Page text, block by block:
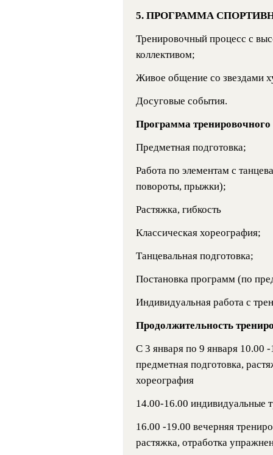
5. ПРОГРАММА
Тренировочный процесс с
коллективом;
Живое общение со звездами
Досуговые события.
Программа тренировочного
Предметная подготовка;
Работа по элементам с
повороты, прыжки);
Растяжка, гибкость
Классическая хореография;
Танцевальная подготовка;
Постановка программ (по
Индивидуальная работа с
Продолжительность
С 3 января по 9 января
предметная подготовка,
хореография
14.00-16.00 индивидуальные
16.00 -19.00 вечерняя
растяжка, отработка